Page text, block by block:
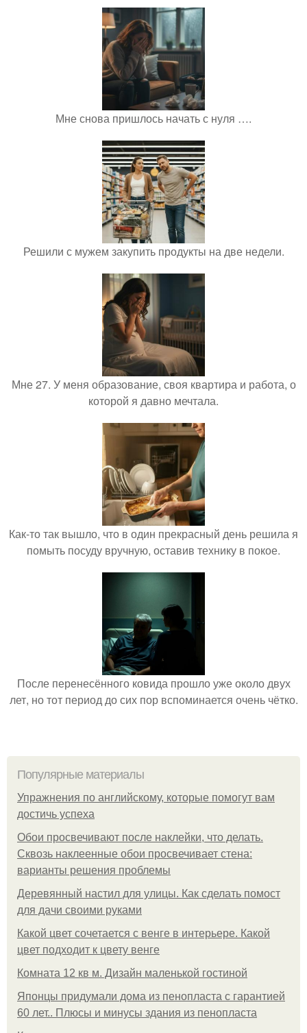
Мне снова пришлось начать с нуля ….
Решили с мужем закупить продукты на две недели.
Мне 27. У меня образование, своя квартира и работа, о
которой я давно мечтала.
Как-то так вышло, что в один прекрасный день решила я
помыть посуду вручную, оставив технику в покое.
После перенесённого ковида прошло уже около двух
лет, но тот период до сих пор вспоминается очень чётко.
Популярные материалы
Упражнения по английскому, которые помогут вам
достичь успеха
Обои просвечивают после наклейки, что делать.
Сквозь наклеенные обои просвечивает стена:
варианты решения проблемы
Деревянный настил для улицы. Как сделать помост
для дачи своими руками
Какой цвет сочетается с венге в интерьере. Какой
цвет подходит к цвету венге
Комната 12 кв м. Дизайн маленькой гостиной
Японцы придумали дома из пенопласта с гарантией
60 лет.. Плюсы и минусы здания из пенопласта